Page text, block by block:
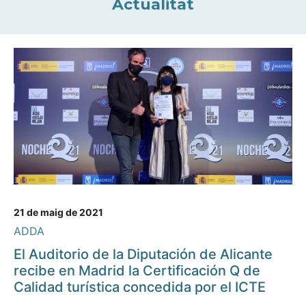
Actualitat
21 de maig de 2021
ADDA
El Auditorio de la Diputación de Alicante
recibe en Madrid la Certificación Q de
Calidad turística concedida por el ICTE